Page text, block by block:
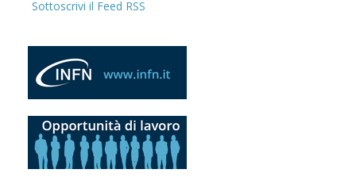
Sottoscrivi il Feed RSS